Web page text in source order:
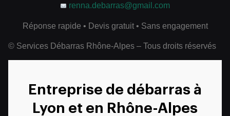
renna.debarras@gmail.com
Réponse rapide • Devis gratuit • Sans engagement
© Services Débarras Rhône-Alpes – Tous droits réservés
Entreprise de débarras à
Lyon et en Rhône-Alpes